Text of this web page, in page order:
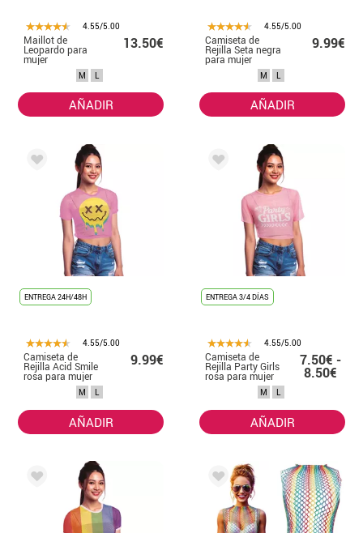
4.55/5.00
Maillot de
Leopardo para
mujer
13.50€
M L
AÑADIR
4.55/5.00
Camiseta de
Rejilla Seta negra
para mujer
9.99€
M L
AÑADIR
ENTREGA 24H/48H
4.55/5.00
Camiseta de
Rejilla Acid Smile
rosa para mujer
9.99€
M L
AÑADIR
ENTREGA 3/4 DÍAS
4.55/5.00
Camiseta de
Rejilla Party Girls
rosa para mujer
7.50€ -
8.50€
M L
AÑADIR